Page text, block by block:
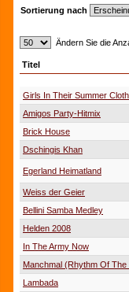
Sortierung nach
Ändern Sie die
Titel
Girls In Their Summer
Amigos Party-Hitmix
Brick House
Dschingis Khan
Egerland Heimatland
Weiss der Geier
Bellini Samba Medley
Helden 2008
In The Army Now
Manchmal (Rhythm Of The
Lambada